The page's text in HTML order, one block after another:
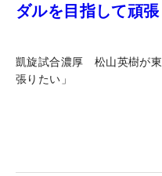
ダルを目指して頑張
凱旋試合濃厚 松山英樹が
張りたい」